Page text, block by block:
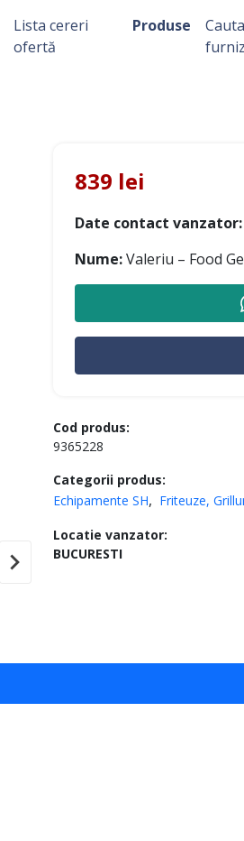
Lista cereri
ofertă
Produse
Cauta
Cod produs:
9365228
Categorii produs:
Echipamente SH
Friteuze,
Locatie vanzator:
BUCURESTI
839 lei
Date contact vanzator:
Nume:Valeriu – Food